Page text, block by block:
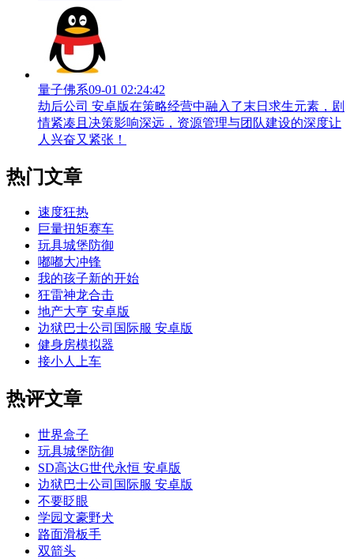
量子佛系09-01 02:24:42
劫后公司 安卓版在策略经营中融入了末日求生元素，剧
情紧凑且决策影响深远，资源管理与团队建设的深度让
人兴奋又紧张！
热门文章
速度狂热
巨量扭矩赛车
玩具城堡防御
嘟嘟大冲锋
我的孩子新的开始
狂雷神龙合击
地产大亨 安卓版
边狱巴士公司国际服 安卓版
健身房模拟器
接小人上车
热评文章
世界盒子
玩具城堡防御
SD高达G世代永恒 安卓版
边狱巴士公司国际服 安卓版
不要眨眼
学园文豪野犬
路面滑板手
双箭头